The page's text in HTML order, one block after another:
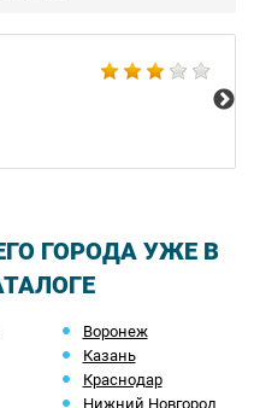
ГОРОДА УЖЕ В
Воронеж
Казань
Краснодар
Нижний Новгород